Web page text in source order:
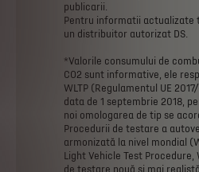
publicarii.
Pentru informatii actualizate
un distribuitor autorizat DS.
*Valorile consumului de
CO2 sunt informative, ele
WLTP (Regulamentul UE
data de 1 septembrie 2018,
noi omologarea de tip se
Procedurii de testare a
armonizată la nivel mondial
Light Vehicle Test Procedure,
de testare nouă și mai realistă